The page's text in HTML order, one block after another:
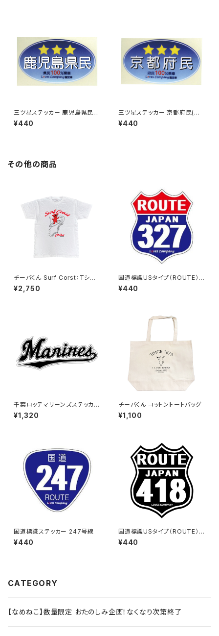
三ツ星ステッカー 鹿児島県民
(ブルー)
¥440
三ツ星ステッカー 京都府民(ブ
ルー)
¥440
その他の商品
チーバくん Surf Corst：Tシャ
ツ（White）
¥2,750
国道標識USタイプ（ROUTE）ス
テッカー 327号線
¥440
千葉ロッテマリーンズステッカー
16（特大）
¥1,320
チーバくん コットントートバッグ
¥1,100
国道標識ステッカー 247号線
¥440
国道標識USタイプ（ROUTE）ス
テッカー 418号線（ブラック）
¥440
CATEGORY
【なめねこ】数量限定 おたのしみ企画！なくなり次第終了